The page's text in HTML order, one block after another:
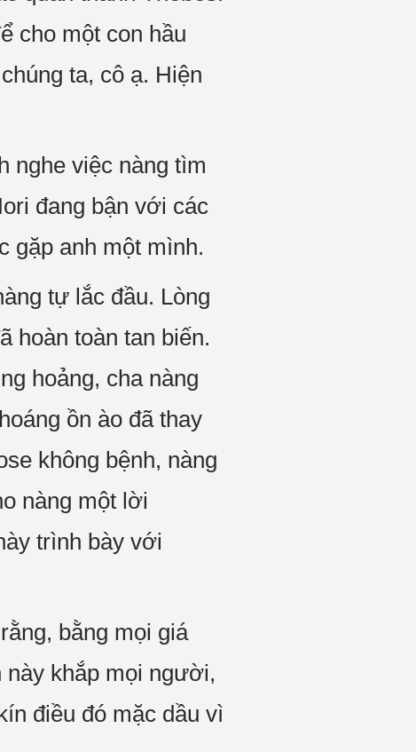
cho một con hầu
ta, cô ạ. Hiện
nghe việc nàng tìm
đang bận với các
gặp anh một mình.
tự lắc đầu. Lòng
hoàn toàn tan biến.
hoảng, cha nàng
ồn ào đã thay
không bệnh, nàng
nàng một lời
trình bày với
bằng mọi giá
này khắp mọi người,
điều đó mặc dầu vì